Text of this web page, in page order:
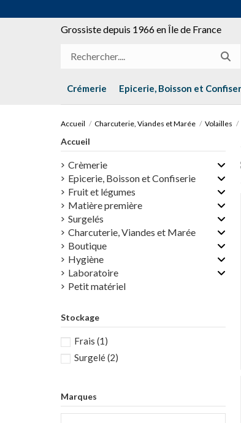
Grossiste depuis 1966 en Île de France
Crémerie Epicerie, Boisson et
Accueil Charcuterie, Viandes et Marée Volailles
Accueil
Crèmerie
Epicerie, Boisson et Confiserie
Fruit et légumes
Matière première
Surgelés
Charcuterie, Viandes et Marée
Boutique
Hygiène
Laboratoire
Petit matériel
Stockage
Frais (1)
Surgelé(2)
Marques